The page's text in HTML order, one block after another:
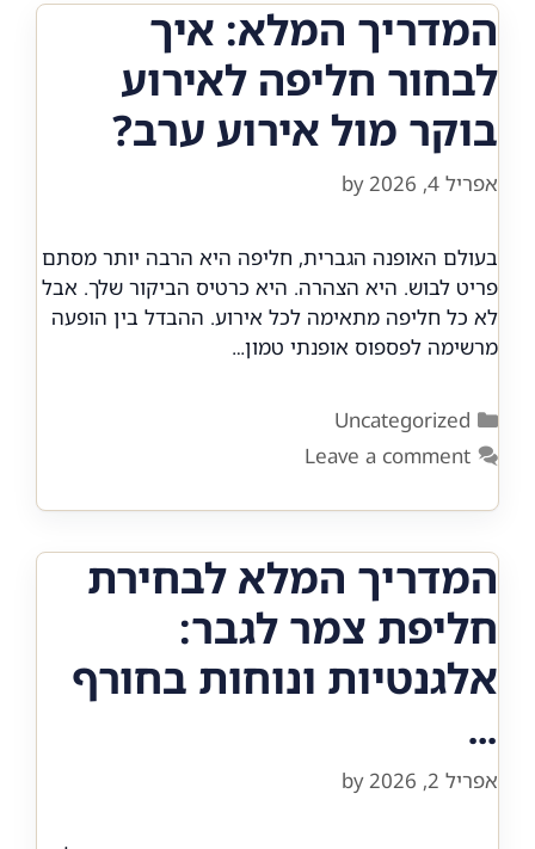
המדריך המלא: איך
לבחור חליפה לאירוע
בוקר מול אירוע ערב?
אפריל 4, 2026 by
בעולם האופנה הגברית, חליפה היא הרבה יותר מסתם
פריט לבוש. היא הצהרה. היא כרטיס הביקור שלך. אבל
לא כל חליפה מתאימה לכל אירוע. ההבדל בין הופעה
מרשימה לפספוס אופנתי טמון…
Categories
Uncategorized
Leave a comment
המדריך המלא לבחירת
חליפת צמר לגבר:
אלגנטיות ונוחות בחורף
…
אפריל 2, 2026 by